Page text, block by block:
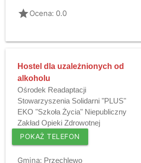
gradeOcena: 0.0
Hostel dla uzależnionych od
alkoholu
Ośrodek Readaptacji
Stowarzyszenia Solidarni "PLUS"
EKO "Szkoła Życia" Niepubliczny
Zakład Opieki Zdrowotnej
POKAŻ TELEFON
Gmina: Przechlewo